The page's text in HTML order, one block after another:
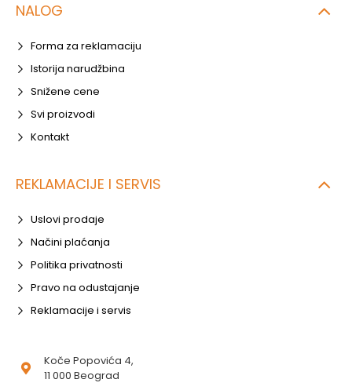
NALOG
Forma za reklamaciju
Istorija narudžbina
Snižene cene
Svi proizvodi
Kontakt
REKLAMACIJE I SERVIS
Uslovi prodaje
Načini plaćanja
Politika privatnosti
Pravo na odustajanje
Reklamacije i servis
Koče Popovića 4,
11 000 Beograd